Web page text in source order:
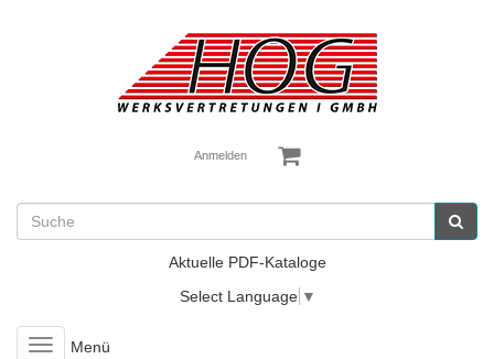
Anmelden
Aktuelle PDF-Kataloge
Select Language ▼
ToggleMenü